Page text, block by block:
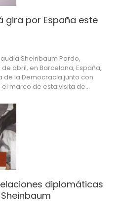
gira por España este
Sheinbaum Pardo,
abril, en Barcelona, España,
de la Democracia junto con
el marco de esta visita de…
diplomáticas